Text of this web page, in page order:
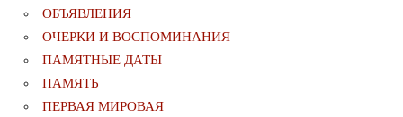
ОБЪЯВЛЕНИЯ
ОЧЕРКИ И ВОСПОМИНАНИЯ
ПАМЯТНЫЕ ДАТЫ
ПАМЯТЬ
ПЕРВАЯ МИРОВАЯ